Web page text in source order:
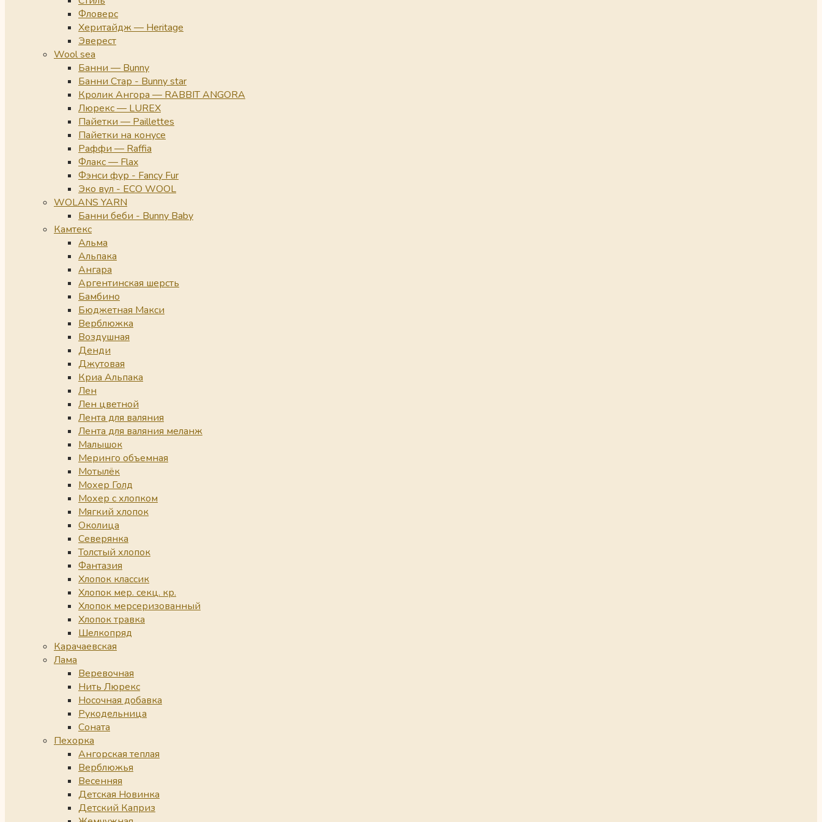
Фловерс
Херитайдж — Heritage
Эверест
Wool sea
Банни — Bunny
Банни Стар - Bunny star
Кролик Ангора — RABBIT ANGORA
Люрекс — LUREX
Пайетки — Paillettes
Пайетки на конусе
Раффи — Raffia
Флакс — Flax
Фэнси фур - Fancy Fur
Эко вул - ECO WOOL
WOLANS YARN
Банни беби - Bunny Baby
Камтекс
Альма
Альпака
Ангара
Аргентинская шерсть
Бамбино
Бюджетная Макси
Верблюжка
Воздушная
Денди
Джутовая
Криа Альпака
Лен
Лен цветной
Лента для валяния
Лента для валяния меланж
Малышок
Меринго объемная
Мотылёк
Мохер Голд
Мохер с хлопком
Мягкий хлопок
Околица
Северянка
Толстый хлопок
Фантазия
Хлопок классик
Хлопок мер. секц. кр.
Хлопок мерсеризованный
Хлопок травка
Шелкопряд
Карачаевская
Лама
Веревочная
Нить Люрекс
Носочная добавка
Рукодельница
Соната
Пехорка
Ангорская теплая
Верблюжья
Весенняя
Детская Новинка
Детский Каприз